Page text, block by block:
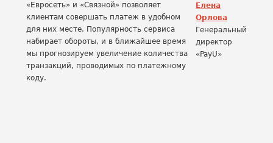
«Евросеть» и «Связной» позволяет
клиентам совершать платеж в удобном
для них месте. Популярность сервиса
набирает обороты, и в ближайшее время
мы прогнозируем увеличение количества
транзакций, проводимых по платежному
коду.
Елена
Орлова
Генеральный
директор
«PayU»